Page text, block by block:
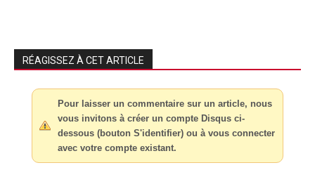
RÉAGISSEZ À CET ARTICLE
Pour laisser un commentaire sur un article, nous
vous invitons à créer un compte Disqus ci-
dessous (bouton S'identifier) ou à vous connecter
avec votre compte existant.